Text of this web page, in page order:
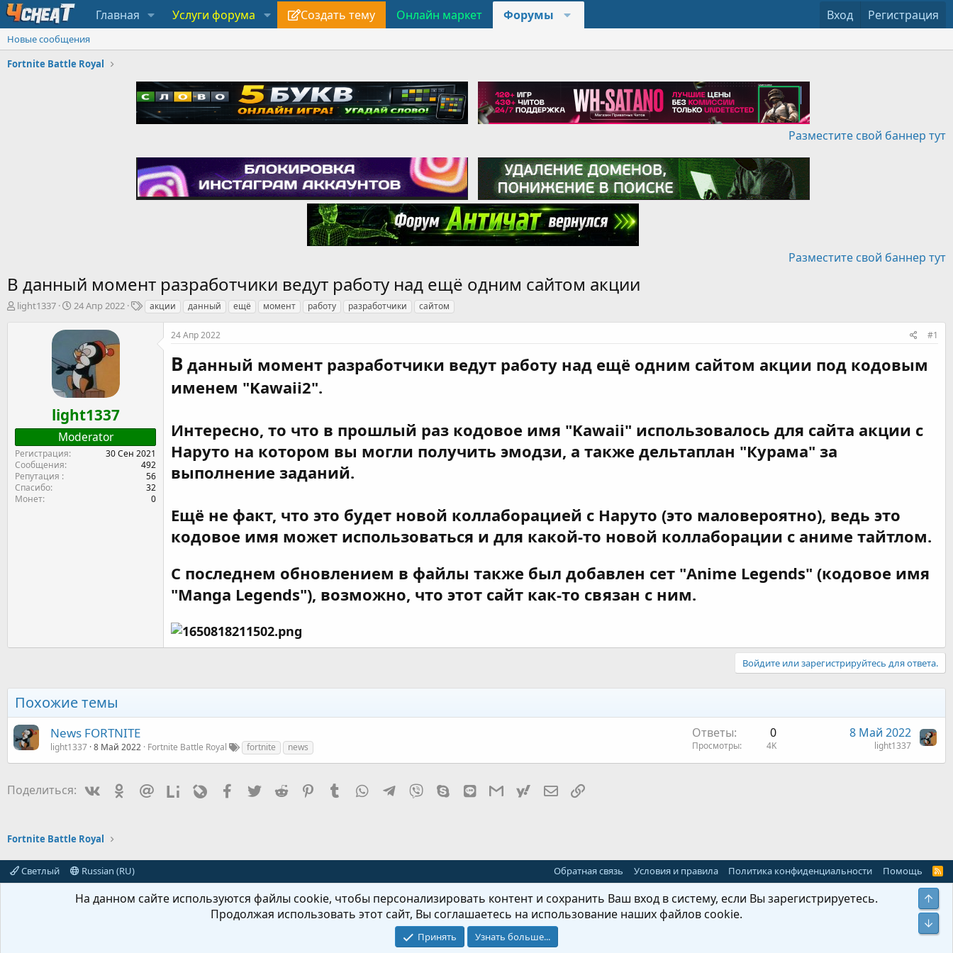
Главная Услуги форума Создать тему Онлайн маркет Форумы Вход Регистрация
Новые сообщения
Fortnite Battle Royal
Разместите свой баннер тут
Разместите свой баннер тут
В данный момент разработчики ведут работу над ещё одним сайтом акции
А
light1337
Д
т
н
а
ч
а
а
24 Апр 2022
Такции данный ещё момент работу разработчики сайтом
light1337
Moderator
Регистрация
30 Сен 2021
Сообщения
492
Репутация
56
Спасибо
32
Монет
0
24 Апр 2022 #1
В данный момент разработчики ведут работу над ещё одним сайтом акции под кодовым
именем "Kawaii2".
Интересно, то что в прошлый раз кодовое имя "Kawaii" использовалось для сайта акции с
Наруто на котором вы могли получить эмодзи, а также дельтаплан "Курама" за
выполнение заданий.
Ещё не факт, что это будет новой коллаборацией с Наруто (это маловероятно), ведь это
кодовое имя может использоваться и для какой-то новой коллаборации с аниме тайтлом.
С последнем обновлением в файлы также был добавлен сет "Anime Legends" (кодовое имя
"Manga Legends"), возможно, что этот сайт как-то связан с ним.
Войдите или зарегистрируйтесь для ответа.
Похожие темы
News FORTNITE
light1337 8 Май 2022 Fortnite Battle Royal fortnite news
Ответы 0
Просмотры 4K
8 Май 2022
light1337
Поделиться: VkontakteOdnoklassniki
Mail.ruLiveinternetLivejournalFacebook
Twitter Reddit Pinterest
Tumblr WhatsAppTelegram
Viber Skype LineGmailyahoomailЭлектронная почта
Fortnite Battle Royal
Светлый Russian (RU) Обратная связь Условия и правила Политика конфиденциальности Помощь
R
На данном сайте используются файлы cookie, чтобы персонализировать контент и сохранить Ваш вход в систему, если Вы зарегистрируетесь.
Продолжая использовать этот сайт, Вы соглашаетесь на использование наших файлов cookie.
Принять Узнать больше...